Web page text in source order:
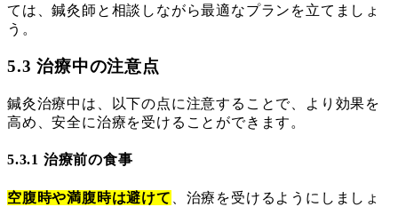
ては、鍼灸師と相談しながら最適なプランを立てましょ
う。
5.3 治療中の注意点
鍼灸治療中は、以下の点に注意することで、より効果を
高め、安全に治療を受けることができます。
5.3.1 治療前の食事
空腹時や満腹時は避けて
、治療を受けるようにしましょ